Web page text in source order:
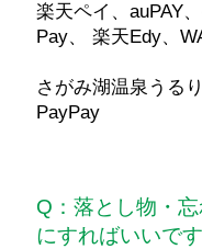
楽天ペイ、auPAY
Pay、 楽天Edy、
さがみ湖温泉うる
PayPay
Q：落とし物・
にすればいいで